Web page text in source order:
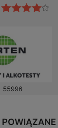
55996